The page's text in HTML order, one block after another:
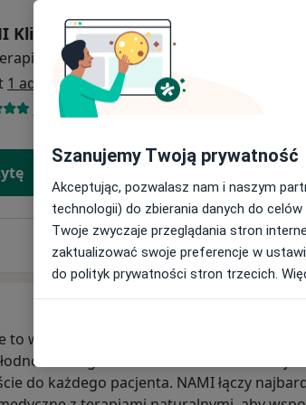
Klinika i Resort Medyczny
więcej
1 adres
27 opinii
Specjaliści Adresy
to wyjątkowy ośrodek medyczny, jedyne w
i długowieczność. Ośrodek oferuje
do każdego pacjenta. NAMI łączy
Szanujemy Twoją prywatność
Akceptując, pozwalasz nam i naszym
technologii) do zbierania danych do
Twoje zwyczaje przeglądania stron
zaktualizować swoje preferencje w
do polityk prywatności stron trzecich.